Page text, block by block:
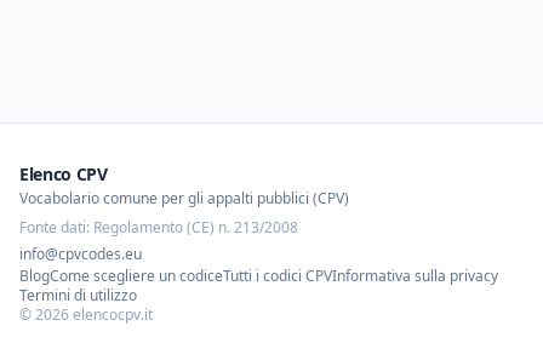
Elenco CPV
Vocabolario comune per gli appalti pubblici (CPV)
Fonte dati: Regolamento (CE) n. 213/2008
info@cpvcodes.eu
BlogCome scegliere un codiceTutti i codici CPVInformativa sulla privacy
Termini di utilizzo
©2026elencocpv.it